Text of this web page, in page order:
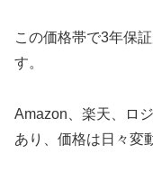
この価格帯で3年保
す。
Amazon、楽天、ロ
あり、価格は日々変